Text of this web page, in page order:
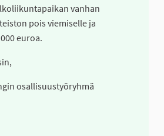
vanhan
pois viemiselle ja
euroa.
osallisuustyöryhmä